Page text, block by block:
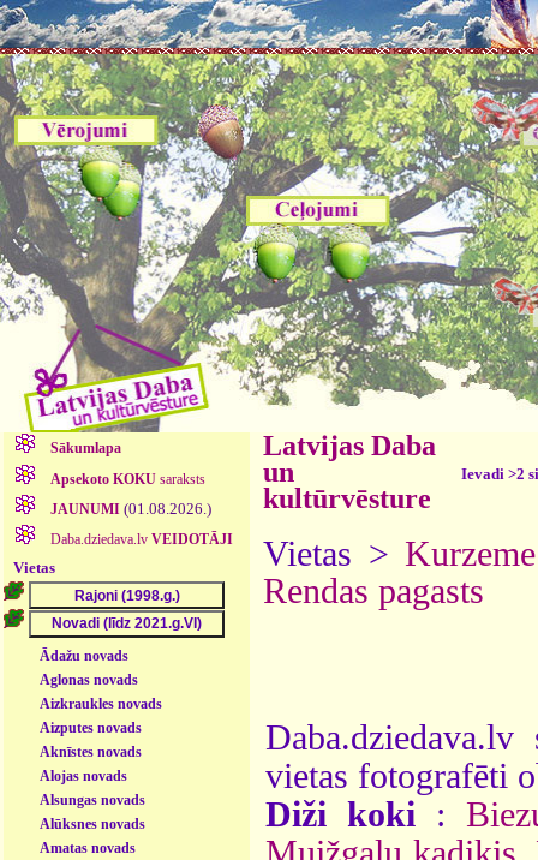
Sākumlapa
Apsekoto KOKUsaraksts
JAUNUMI (01.08.2026.)
Daba.dziedava.lv VEIDOTĀJI
Vietas
Ādažu novads
Aglonas novads
Aizkraukles novads
Aizputes novads
Aknīstes novads
Alojas novads
Alsungas novads
Alūksnes novads
Amatas novads
Latvijas Daba
un
kultūrvēsture
Ievadi >2
Vietas >Kurzeme
Rendas pagasts
vietas fotografēti
Diži koki :